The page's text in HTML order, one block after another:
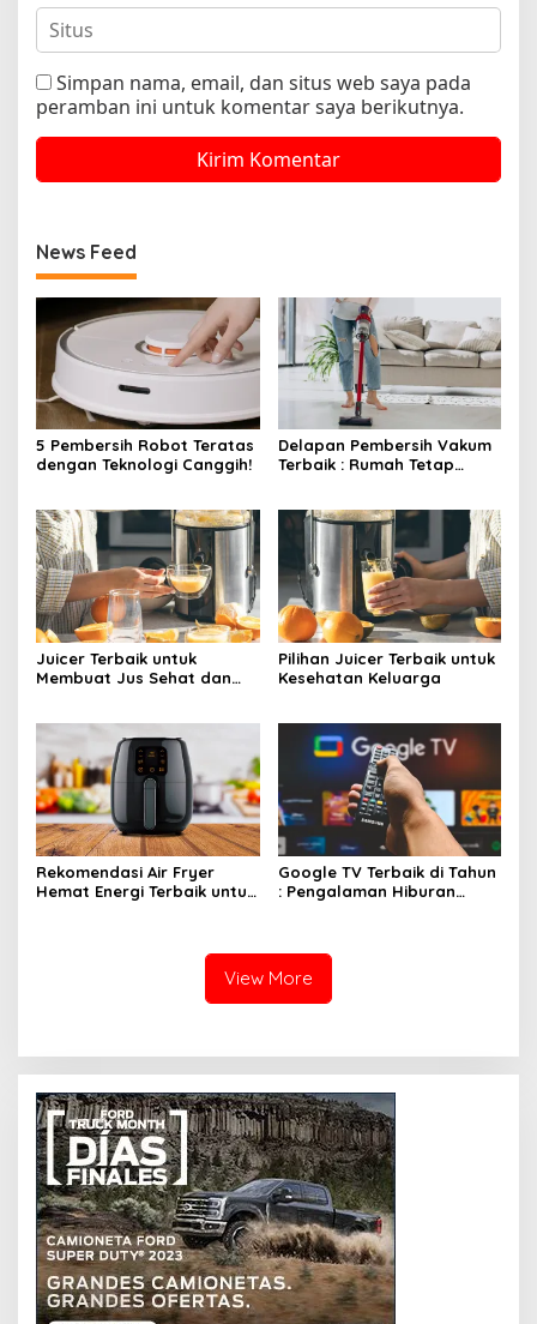
Simpan nama, email, dan situs web saya pada
peramban ini untuk komentar saya berikutnya.
News Feed
5 Pembersih Robot Teratas
dengan Teknologi Canggih!
Delapan Pembersih Vakum
Terbaik : Rumah Tetap
Juicer Terbaik untuk
Membuat Jus Sehat dan
Pilihan Juicer Terbaik untuk
Kesehatan Keluarga
Rekomendasi Air Fryer
Hemat Energi Terbaik untuk
Google TV Terbaik di Tahun
: Pengalaman Hiburan
View More